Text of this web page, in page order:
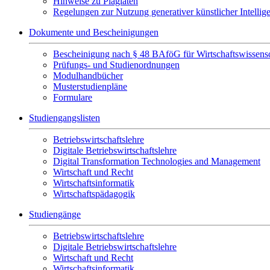
Regelungen zur Nutzung generativer künstlicher
Dokumente und Bescheinigungen
Bescheinigung nach § 48 BAföG für
Prüfungs- und Studienordnungen
Modulhandbücher
Musterstudienpläne
Formulare
Studiengangslisten
Betriebswirtschaftslehre
Digitale Betriebswirtschaftslehre
Digital Transformation Technologies and Management
Wirtschaft und Recht
Wirtschaftsinformatik
Wirtschaftspädagogik
Studiengänge
Betriebswirtschaftslehre
Digitale Betriebswirtschaftslehre
Wirtschaft und Recht